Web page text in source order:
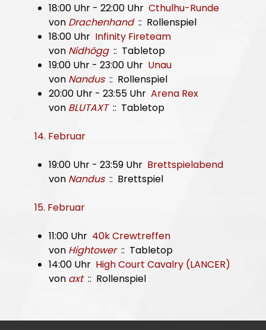
18:00 Uhr - 22:00 Uhr Cthulhu-Runde
von Drachenhand:: Rollenspiel
18:00 Uhr Infinity Fireteam
von Nidhögg:: Tabletop
19:00 Uhr - 23:00 Uhr Unau
von Nandus:: Rollenspiel
20:00 Uhr - 23:55 Uhr Arena Rex
von BLUTAXT:: Tabletop
14. Februar
19:00 Uhr - 23:59 Uhr Brettspielabend
von Nandus:: Brettspiel
15. Februar
11:00 Uhr 40k Crewtreffen
von Hightower:: Tabletop
14:00 Uhr High Court Cavalry (LANCER)
von axt:: Rollenspiel